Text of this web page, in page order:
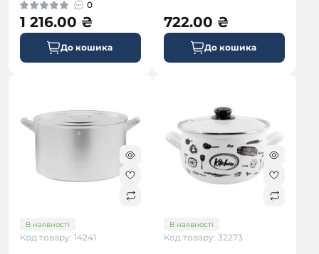
0
1 216.00 ₴
До кошика
722.00 ₴
До кошика
В наявності
Код товару: 14241
В наявності
Код товару: 32273